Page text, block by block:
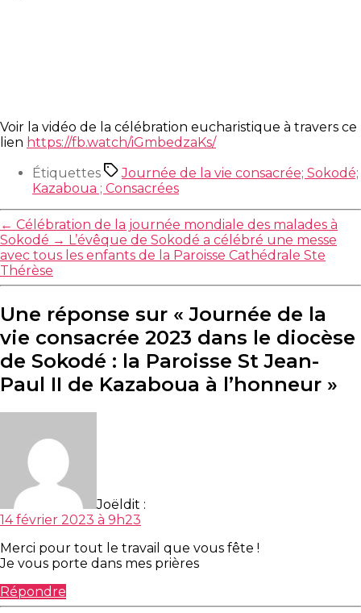
Voir la vidéo de la célébration eucharistique à travers ce
lien https://fb.watch/iGmbedzaKs/
Étiquettes
Journée de la vie consacrée; Sokodé;
Kazaboua ; Consacrées
← Célébration de la journée mondiale des malades à
Sokodé → L’évêque de Sokodé a célébré une messe
avec tous les enfants de la Paroisse Cathédrale Ste
Thérèse
Une réponse sur « Journée de la
vie consacrée 2023 dans le diocèse
de Sokodé : la Paroisse St Jean-
Paul II de Kazaboua à l’honneur »
Joël dit :
14 février 2023 à 9h23
Merci pour tout le travail que vous fête !
Je vous porte dans mes prières
Répondre